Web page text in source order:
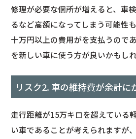
修理が必要な個所が増えると、車
るなど高額になってしまう可能性
十万円以上の費用がを支払うので
を新しい車に使う方が良いかもしれ
リスク2. 車の維持費が余計に
走行距離が15万キロを超えている
い車であることが考えられますが